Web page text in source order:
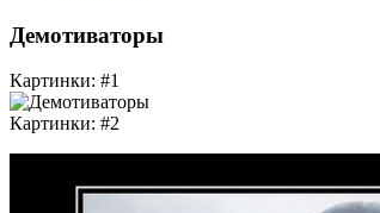
Демотиваторы
Картинки: #1
Картинки: #2